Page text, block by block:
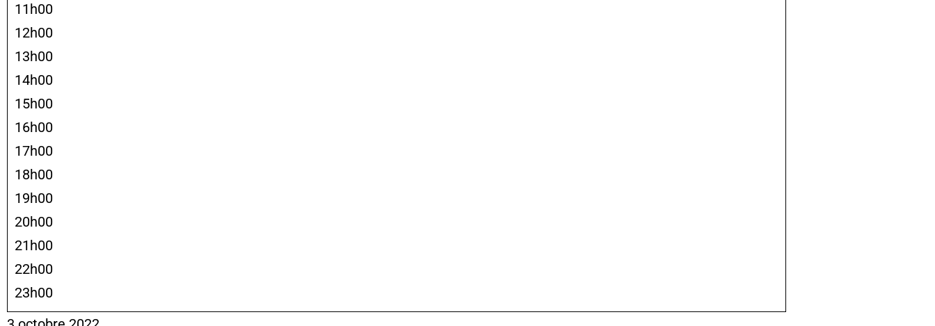
11h00
12h00
13h00
14h00
15h00
16h00
17h00
18h00
19h00
20h00
21h00
22h00
23h00